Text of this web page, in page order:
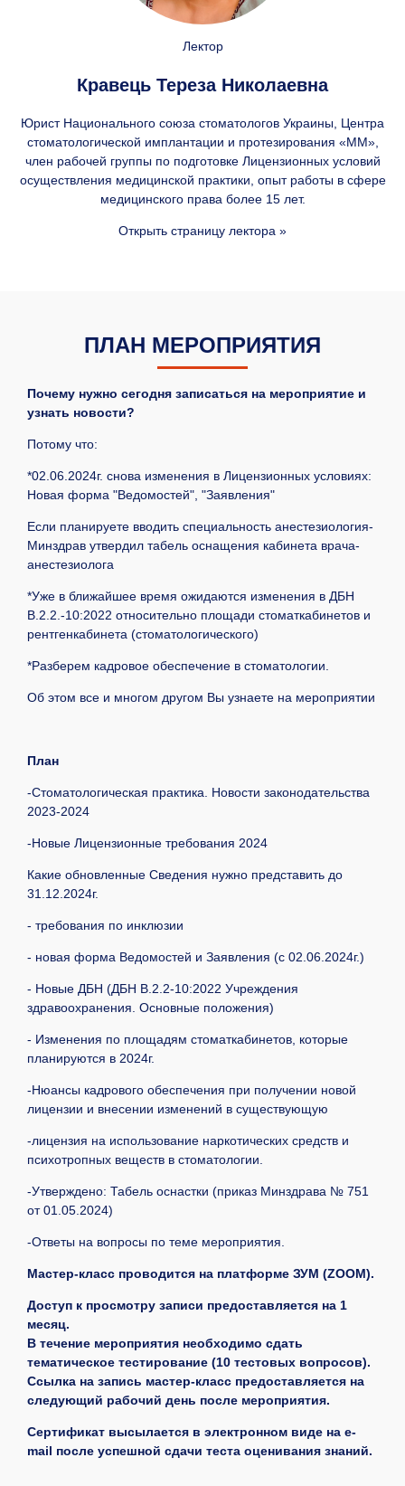
Лектор
Кравець Тереза Николаевна
Юрист Национального союза стоматологов Украины, Центра
стоматологической имплантации и протезирования «ММ»,
член рабочей группы по подготовке Лицензионных условий
осуществления медицинской практики, опыт работы в сфере
медицинского права более 15 лет.
Открыть страницу лектора »
ПЛАН МЕРОПРИЯТИЯ
Почему нужно сегодня записаться на мероприятие и
узнать новости?
Потому что:
*02.06.2024г. снова изменения в Лицензионных условиях:
Новая форма "Ведомостей", "Заявления"
Если планируете вводить специальность анестезиология-
Минздрав утвердил табель оснащения кабинета врача-
анестезиолога
*Уже в ближайшее время ожидаются изменения в ДБН
В.2.2.-10:2022 относительно площади стоматкабинетов и
рентгенкабинета (стоматологического)
*Разберем кадровое обеспечение в стоматологии.
Об этом все и многом другом Вы узнаете на мероприятии
План
-Стоматологическая практика. Новости законодательства
2023-2024
-Новые Лицензионные требования 2024
Какие обновленные Сведения нужно представить до
31.12.2024г.
- требования по инклюзии
- новая форма Ведомостей и Заявления (с 02.06.2024г.)
- Новые ДБН (ДБН В.2.2-10:2022 Учреждения
здравоохранения. Основные положения)
- Изменения по площадям стоматкабинетов, которые
планируются в 2024г.
-Нюансы кадрового обеспечения при получении новой
лицензии и внесении изменений в существующую
-лицензия на использование наркотических средств и
психотропных веществ в стоматологии.
-Утверждено: Табель оснастки (приказ Минздрава № 751
от 01.05.2024)
-Ответы на вопросы по теме мероприятия.
Мастер-класс проводится на платформе ЗУМ (ZOOM).
Доступ к просмотру записи предоставляется на 1
месяц.
В течение мероприятия необходимо сдать
тематическое тестирование (10 тестовых вопросов).
Ссылка на запись мастер-класс предоставляется на
следующий рабочий день после мероприятия.
Сертификат высылается в электронном виде на e-
mail после успешной сдачи теста оценивания знаний.